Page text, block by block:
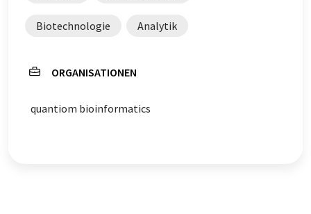
Biotechnologie Analytik
ORGANISATIONEN
quantiom bioinformatics